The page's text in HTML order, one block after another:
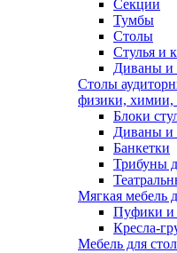
Секции
Тумбы
Столы
Стулья и
Диваны и
Столы
физики, химии,
Блоки
Диваны и
Банкетки
Трибуны
Мягкая мебель
Пуфики и
Кресла-
Мебель для